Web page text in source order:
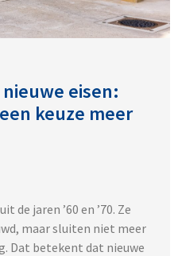
eisen:
keuze meer
de jaren ’60 en ’70. Ze
maar sluiten niet meer
Dat betekent dat nieuwe